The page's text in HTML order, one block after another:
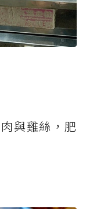
與雞絲，肥